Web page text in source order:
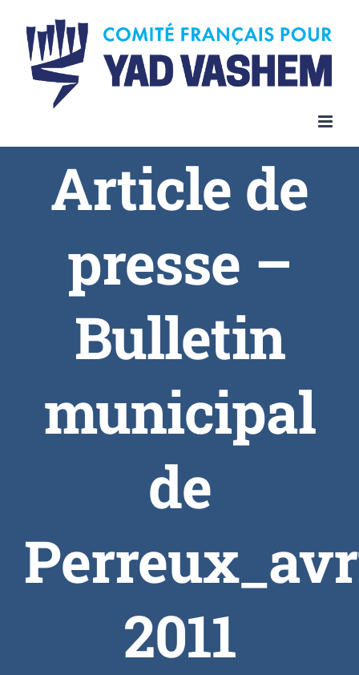
Article de
presse –
Bulletin
municipal
de
2011